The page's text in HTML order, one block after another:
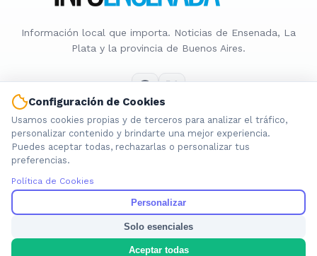
Información local que importa. Noticias de Ensenada, La
Plata y la provincia de Buenos Aires.
Nosotros
Cookies
Política de Contenido
© 2026 INFOENSENADANOTICIAS. Todos los derechos reservados.
Configuración de Cookies
Usamos cookies propias y de terceros para analizar el tráfico,
personalizar contenido y brindarte una mejor experiencia.
Puedes aceptar todas, rechazarlas o personalizar tus
preferencias.
Política de Cookies
Personalizar
Solo esenciales
Aceptar todas